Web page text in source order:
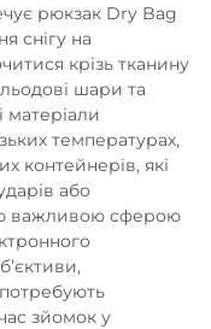
рюкзак Dry Bag
снігу на
крізь тканину
шари та
температурах,
контейнерів, які
або
важливою сферою
зйомок у